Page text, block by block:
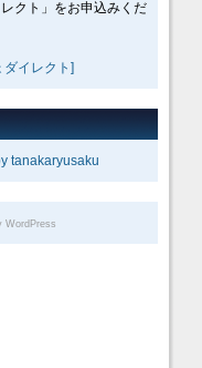
クト」をお申込みくだ
ダイレクト]
tanakaryusaku
WordPress